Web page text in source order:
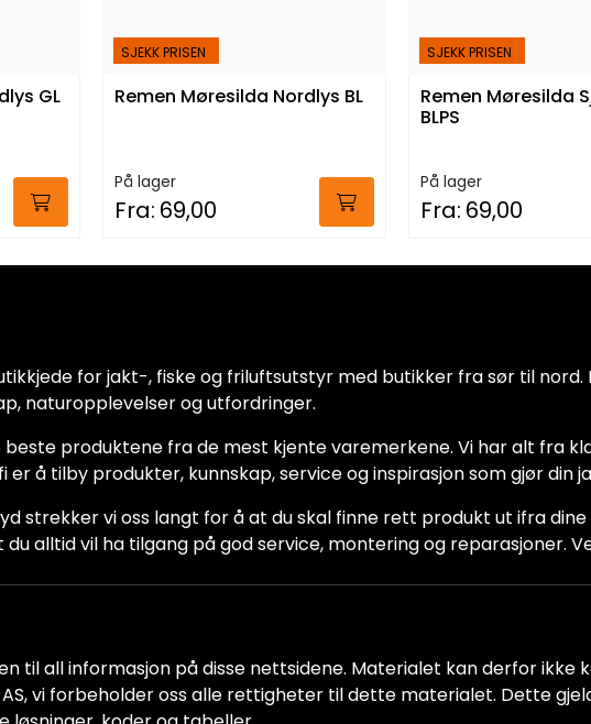
GL
SJEKK PRISEN
Remen Møresilda Nordlys BL
På lager
Fra: 69,00
SJEKK PRISEN
Remen Møresilda
BLPS
På lager
Fra: 69,00
for jakt-, fiske og friluftsutstyr med butikker fra sør til nord.
naturopplevelser og utfordringer.
beste produktene fra de mest kjente varemerkene. Vi har alt fra
er å tilby produkter, kunnskap, service og inspirasjon som gjør
strekker vi oss langt for å at du skal finne rett produkt ut ifra
alltid vil ha tilgang på god service, montering og reparasjoner.
til all informasjon på disse nettsidene. Materialet kan derfor ikke
vi forbeholder oss alle rettigheter til dette materialet. Dette